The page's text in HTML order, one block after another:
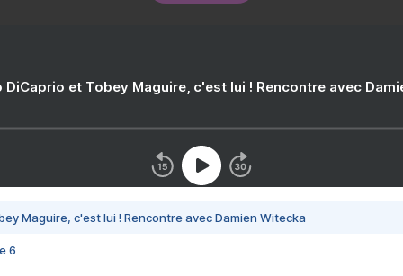
DiCaprio et Tobey Maguire, c'est lui ! Rencontre avec
Maguire, c'est lui ! Rencontre avec Damien Witecka
6